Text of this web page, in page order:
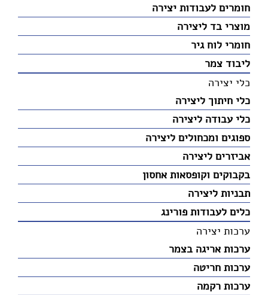
חומרים לעבודות יצירה
מוצרי בד ליצירה
חומרי לוח גיר
ליבוד צמר
כלי יצירה
כלי חיתוך ליצירה
כלי עבודה ליצירה
ספוגים ומכחולים ליצירה
אביזרים ליצירה
בקבוקים וקופסאות אחסון
תבניות ליצירה
כלים לעבודות פורינג
ערכות יצירה
ערכות אריגה בצמר
ערכות חריטה
ערכות רקמה